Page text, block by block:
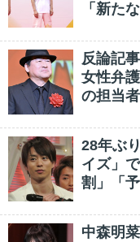
「新た
反論記
女性弁
の担当
28年ぶ
イズ」
割」「
中森明